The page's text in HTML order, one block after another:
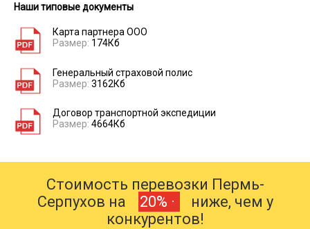
Наши типовые документы
Карта партнера ООО
Размер: 174Кб
Генеральный страховой полис
Размер: 3162Кб
Договор транспортной экспедиции
Размер: 4664Кб
Стоимость перевозки Пермь-
Серпухов на
20% ·
ниже, чем у
конкурентов!